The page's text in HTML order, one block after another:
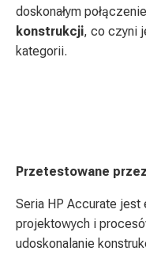
doskonałym
konstrukcji, co czyni
kategorii.
Przetestowane
Seria HP Accurate
projektowych i
udoskonalanie